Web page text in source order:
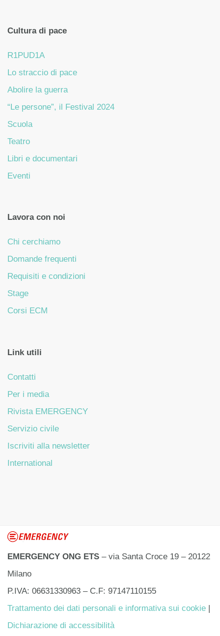
Cultura di pace
R1PUD1A
Lo straccio di pace
Abolire la guerra
“Le persone”, il Festival 2024
Scuola
Teatro
Libri e documentari
Eventi
Lavora con noi
Chi cerchiamo
Domande frequenti
Requisiti e condizioni
Stage
Corsi ECM
Link utili
Contatti
Per i media
Rivista EMERGENCY
Servizio civile
Iscriviti alla newsletter
International
EMERGENCY ONG ETS – via Santa Croce 19 – 20122
Milano
P.IVA: 06631330963 – C.F: 97147110155
Trattamento dei dati personali e informativa sui cookie
Dichiarazione di accessibilità